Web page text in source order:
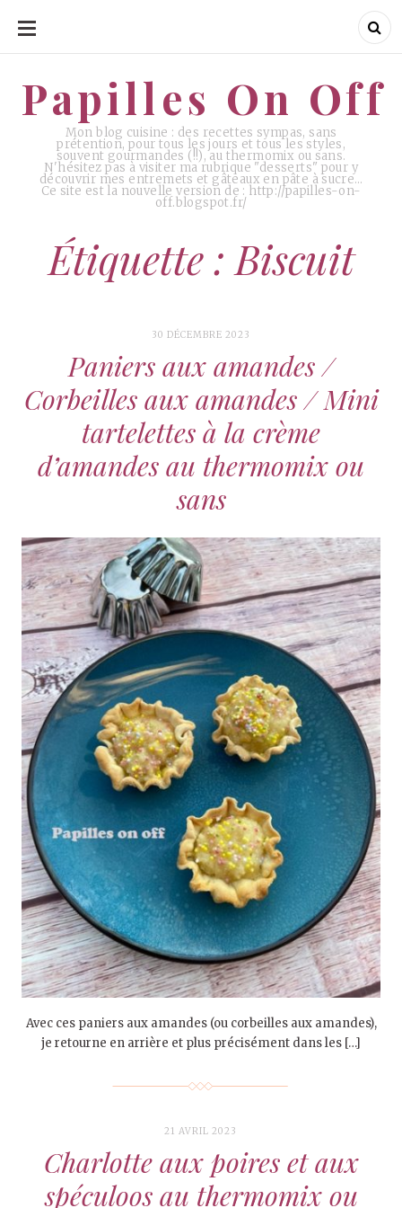
ALLER
CONTENU
Papilles On Off
Mon blog cuisine : des recettes sympas, sans
prétention, pour tous les jours et tous les styles,
souvent gourmandes (!!), au thermomix ou sans.
N'hésitez pas à visiter ma rubrique "desserts" pour y
découvrir mes entremets et gâteaux en pâte à sucre…
Ce site est la nouvelle version de : http://papilles-on-
off.blogspot.fr/
Papilles On Off
Étiquette : Biscuit
30 DÉCEMBRE 2023
Paniers aux amandes /
Corbeilles aux amandes / Mini
tartelettes à la crème
d’amandes au thermomix ou
sans
Avec ces paniers aux amandes (ou corbeilles aux amandes),
je retourne en arrière et plus précisément dans les […]
21 AVRIL 2023
Charlotte aux poires et aux
spéculoos au thermomix ou